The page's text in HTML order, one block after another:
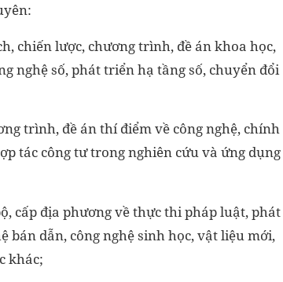
chiến lược, chương trình, đề án khoa học,
nghệ số, phát triển hạ tầng số, chuyển đổi
trình, đề án thí điểm về công nghệ, chính
tác công tư trong nghiên cứu và ứng dụng
cấp địa phương về thực thi pháp luật, phát
dẫn, công nghệ sinh học, vật liệu mới,
khác;